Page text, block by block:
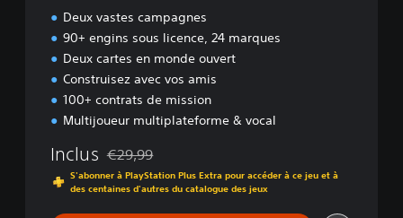
Deux vastes campagnes
90+ engins sous licence, 24 marques
Deux cartes en monde ouvert
Construisez avec vos amis
100+ contrats de mission
Multijoueur multiplateforme & vocal
Inclus Remise par rapport au prix d'origine de €29,99
€29,99
S'abonner à PlayStation Plus Extra pour accéder à ce jeu et à
des centaines d'autres du catalogue des jeux